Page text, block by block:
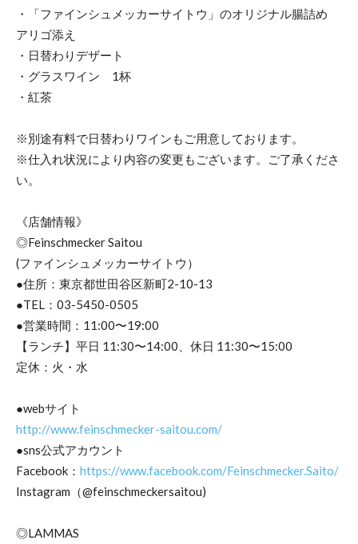
・「ファインシュメッカーサイトウ」のオリジナル腸詰め
アリゴ添え
・日替わりデザート
・グラスワイン 1杯
・紅茶
※別途有料で日替わりワインもご用意しております。
※仕入れ状況により内容の変更もございます。ご了承くださ
い。
《店舗情報》
◎Feinschmecker Saitou
(ファインシュメッカーサイトウ）
●住所：東京都世田谷区新町2-10-13
●TEL：03-5450-0505
●営業時間：11:00〜19:00
【ランチ】平日 11:30〜14:00、休日 11:30〜15:00
定休：火・水
●webサイト
http://www.feinschmecker-saitou.com/
●sns公式アカウント
Facebook： https://www.facebook.com/Feinschmecker.Saito/
Instagram（@feinschmeckersaitou)
◎LAMMAS